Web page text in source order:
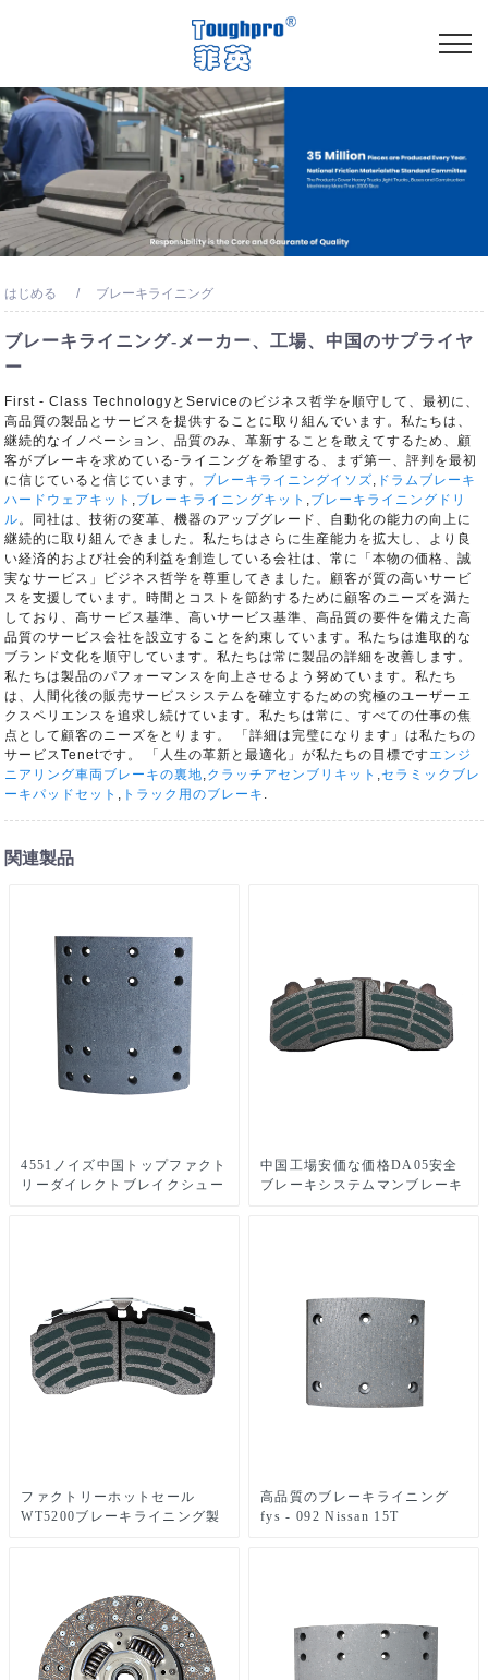
はじめる ブレーキライニング
ブレーキライニング-メーカー、工場、中国のサプライヤ
ー
First - Class TechnologyとServiceのビジネス哲学を順守して、最初に、
高品質の製品とサービスを提供することに取り組んでいます。私たちは、
継続的なイノベーション、品質のみ、革新することを敢えてするため、顧
客がブレーキを求めている-ライニングを希望する、まず第一、評判を最初
に信じていると信じています。 ブレーキライニングイソズ
ドラムブレーキ
ハードウェアキット
ブレーキライニングキット
ブレーキライニングドリ
ル 。同社は、技術の変革、機器のアップグレード、自動化の能力の向上に
継続的に取り組んできました。私たちはさらに生産能力を拡大し、より良
い経済的および社会的利益を創造している会社は、常に「本物の価格、誠
実なサービス」ビジネス哲学を尊重してきました。顧客が質の高いサービ
スを支援しています。時間とコストを節約するために顧客のニーズを満た
しており、高サービス基準、高いサービス基準、高品質の要件を備えた高
品質のサービス会社を設立することを約束しています。私たちは進取的な
ブランド文化を順守しています。私たちは常に製品の詳細を改善します。
私たちは製品のパフォーマンスを向上させるよう努めています。私たち
は、人間化後の販売サービスシステムを確立するための究極のユーザーエ
クスペリエンスを追求し続けています。私たちは常に、すべての仕事の焦
点として顧客のニーズをとります。 「詳細は完璧になります」は私たちの
サービスTenetです。 「人生の革新と最適化」が私たちの目標ですエンジ
ニアリング車両ブレーキの裏地 クラッチアセンブリキット ,セラミックブレ
ーキパッドセット
トラック用のブレーキ
関連製品
4551ノイズ中国トップファクト
リーダイレクトブレイクシュー
中国工場安価な価格DA05安全
ブレーキシステムマンブレーキ
ファクトリーホットセール
WT5200ブレーキライニング製
高品質のブレーキライニング
fys - 092 Nissan 15T